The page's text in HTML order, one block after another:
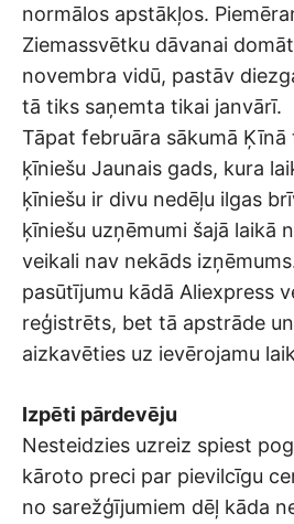
normālos apstākļos.
Ziemassvētku dāvanai
novembra vidū, pastāv
tā tiks saņemta tikai janvārī.
Tāpat februāra sākumā Ķīnā
ķīniešu Jaunais gads, kura
ķīniešu ir divu nedēļu ilgas
ķīniešu uzņēmumi šajā laikā
veikali nav nekāds
pasūtījumu kādā Aliexpress
reģistrēts, bet tā apstrāde
aizkavēties uz ievērojamu
Izpēti pārdevēju
Nesteidzies uzreiz spiest
kāroto preci par pievilcīgu
no sarežģījumiem dēļ kāda